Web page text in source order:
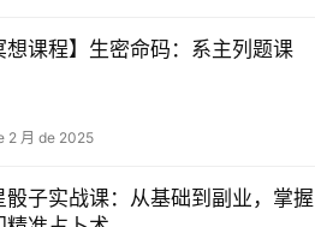
想课程】生密命‬码：系主列‬题课
2 月 de 2025
骰子实战课：从基础到副业，掌握